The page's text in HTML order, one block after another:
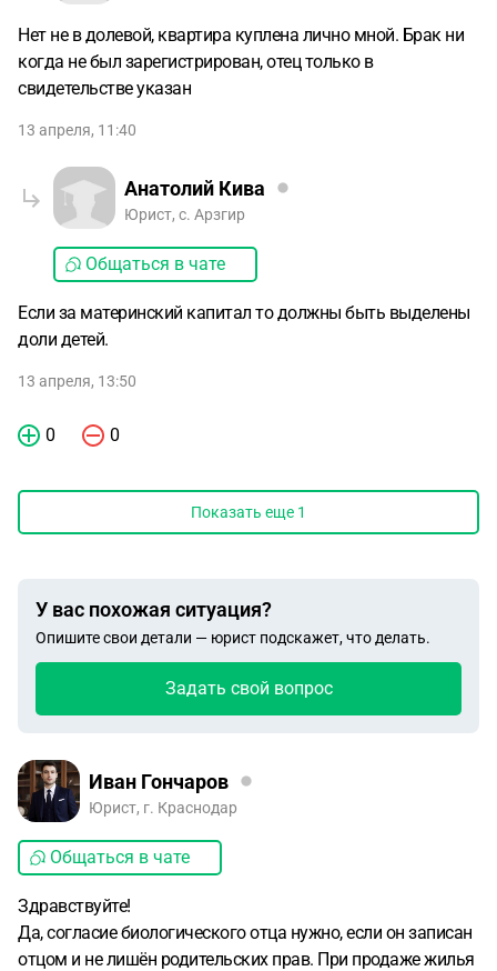
Нет не в долевой, квартира куплена лично мной. Брак ни
когда не был зарегистрирован, отец только в
свидетельстве указан
13 апреля, 11:40
Анатолий Кива
Юрист, с. Арзгир
Общаться в чате
Если за материнский капитал то должны быть выделены
доли детей.
13 апреля, 13:50
0 0
Показать еще 1
У вас похожая ситуация?
Опишите свои детали — юрист подскажет, что делать.
Задать свой вопрос
Иван Гончаров
Юрист, г. Краснодар
Общаться в чате
Здравствуйте!
Да, согласие биологического отца нужно, если он записан
отцом и не лишён родительских прав. При продаже жилья